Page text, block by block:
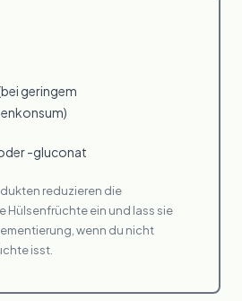
geringem
-gluconat
reduzieren die
Hülsenfrüchte ein und lass sie
wenn du nicht
isst.